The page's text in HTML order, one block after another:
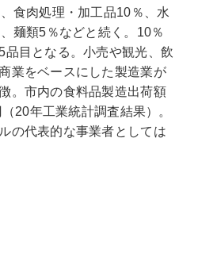
食肉処理・加工品10％、水
麺類5％などと続く。10％
品目となる。小売や観光、飲
業をベースにした製造業が
。市内の食料品製造出荷額
20年工業統計調査結果）。
の代表的な事業者としては